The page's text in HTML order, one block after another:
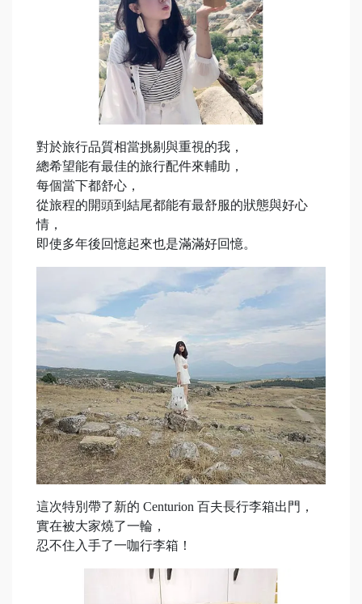
對於旅行品質相當挑剔與重視的我，
總希望能有最佳的旅行配件來輔助，
每個當下都舒心，
從旅程的開頭到結尾都能有最舒服的狀態與好心
情，
即使多年後回憶起來也是滿滿好回憶。
這次特別帶了新的 Centurion 百夫長行李箱出門，
實在被大家燒了一輪，
忍不住入手了一咖行李箱！